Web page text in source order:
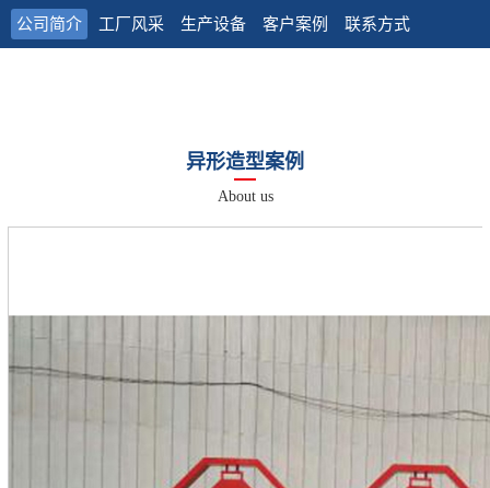
公司简介 工厂风采 生产设备 客户案例 联系方式
异形造型案例
About us